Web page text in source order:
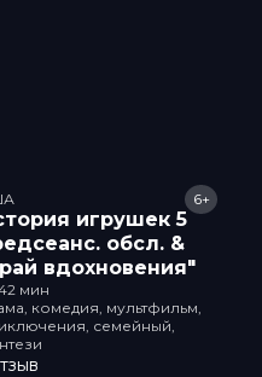
игрушек 5
обсл. &
вдохновения"
6+
мин
комедия, мультфильм,
семейный,